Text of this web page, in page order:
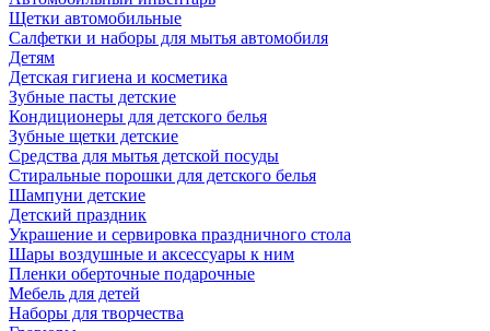
Щетки автомобильные
Салфетки и наборы для мытья автомобиля
Детям
Детская гигиена и косметика
Зубные пасты детские
Кондиционеры для детского белья
Зубные щетки детские
Средства для мытья детской посуды
Стиральные порошки для детского белья
Шампуни детские
Детский праздник
Украшение и сервировка праздничного стола
Шары воздушные и аксессуары к ним
Пленки оберточные подарочные
Мебель для детей
Наборы для творчества